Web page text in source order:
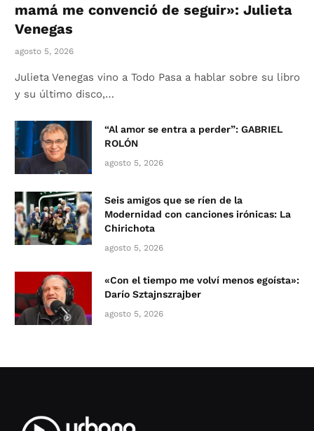
mamá me convenció de seguir»: Julieta
Venegas
agosto 5, 2026
Julieta Venegas vino a Todo Pasa a hablar sobre su libro
y su último disco,…
“Al amor se entra a perder”: GABRIEL
ROLÓN
agosto 5, 2026
Seis amigos que se ríen de la
Modernidad con canciones irónicas: La
Chirichota
agosto 5, 2026
«Con el tiempo me volví menos egoísta»:
Darío Sztajnszrajber
agosto 5, 2026